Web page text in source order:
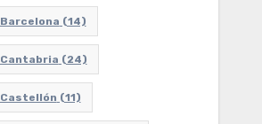
Barcelona (14)
Cantabria (24)
Castellón (11)